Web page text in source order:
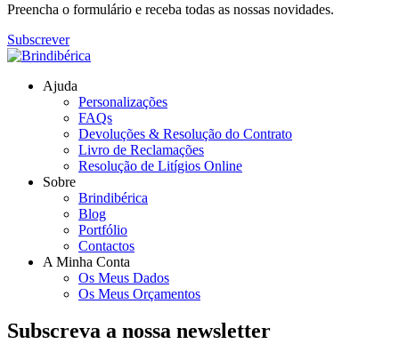
Preencha o formulário e receba todas as nossas novidades.
Subscrever
Ajuda
Personalizações
FAQs
Devoluções & Resolução do Contrato
Livro de Reclamações
Resolução de Litígios Online
Sobre
Brindibérica
Blog
Portfólio
Contactos
A Minha Conta
Os Meus Dados
Os Meus Orçamentos
Subscreva a nossa newsletter